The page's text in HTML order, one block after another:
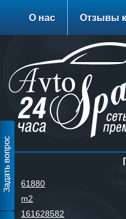
О нас Отзывы
61880
m2
161628582